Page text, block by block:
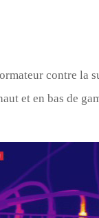
contre la
et en bas de